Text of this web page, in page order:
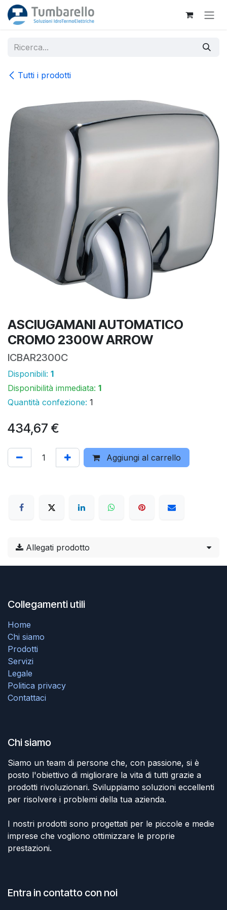
Passa al contenuto
Tutti i prodotti
ASCIUGAMANI AUTOMATICO
CROMO 2300W ARROW
ICBAR2300C
Disponibili: 1
Disponibilità immediata: 1
Quantità confezione: 1
434,67 €
Aggiungi al carrello
Allegati prodotto
Collegamenti utili
Home
Chi siamo
Prodotti
Servizi
Legale
Politica privacy
Contattaci
Chi siamo
Siamo un team di persone che, con passione, si è
posto l'obiettivo di migliorare la vita di tutti grazie a
prodotti rivoluzionari. Sviluppiamo soluzioni eccellenti
per risolvere i problemi della tua azienda.
I nostri prodotti sono progettati per le piccole e medie
imprese che vogliono ottimizzare le proprie
prestazioni.
Entra in contatto con noi